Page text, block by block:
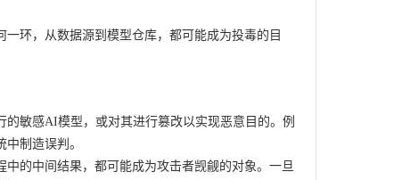
环，从数据源到模型仓库，都可能成为投毒的目
敏感AI模型，或对其进行篡改以实现恶意目的。例
制造误判。
的中间结果，都可能成为攻击者觊觎的对象。一旦